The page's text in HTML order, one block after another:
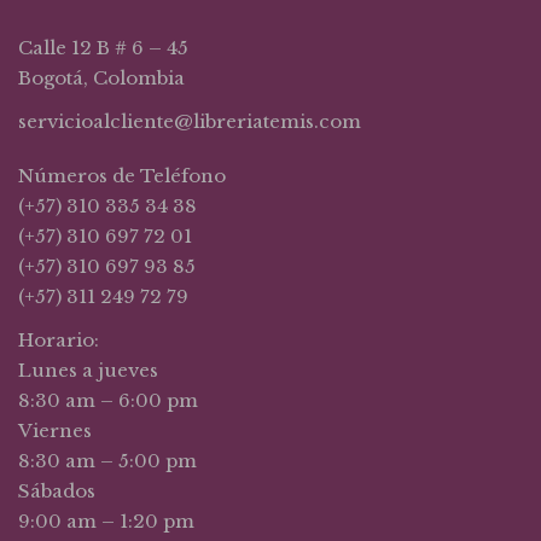
Calle 12 B # 6 – 45
Bogotá, Colombia
servicioalcliente@libreriatemis.com
Números de Teléfono
(+57) 310 335 34 38
(+57) 310 697 72 01
(+57) 310 697 93 85
(+57) 311 249 72 79
Horario:
Lunes a jueves
8:30 am – 6:00 pm
Viernes
8:30 am – 5:00 pm
Sábados
9:00 am – 1:20 pm